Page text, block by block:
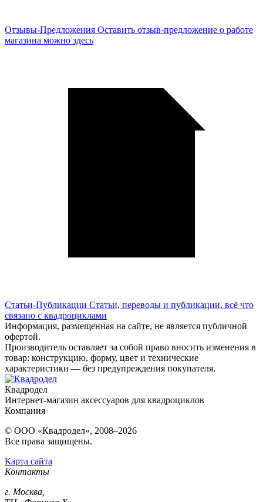
Отзывы-Предложения Оставить отзыв-предложение о работе
магазина можно здесь
Статьи-Публикации Статьи, переводы и публикации, всё что
связано с квадроциклами
Информация, размещенная на сайте, не является публичной
офертой.
Производитель оставляет за собой право вносить изменения в
товар: конструкцию, форму, цвет и технические
характеристики — без предупреждения покупателя.
Квадродел
Интернет-магазин аксессуаров для квадроциклов
Компания
© ООО «Квадродел», 2008–2026
Все права защищены.
Карта сайта
Контакты
г. Москва,